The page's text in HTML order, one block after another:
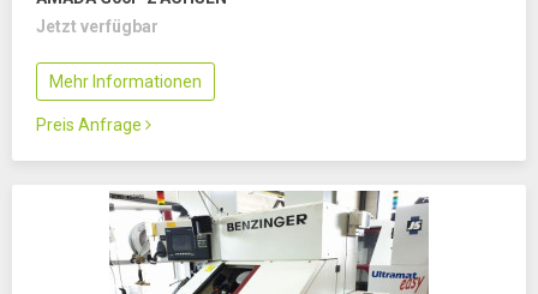
Jetzt verfügbar
Mehr Informationen
Preis Anfrage